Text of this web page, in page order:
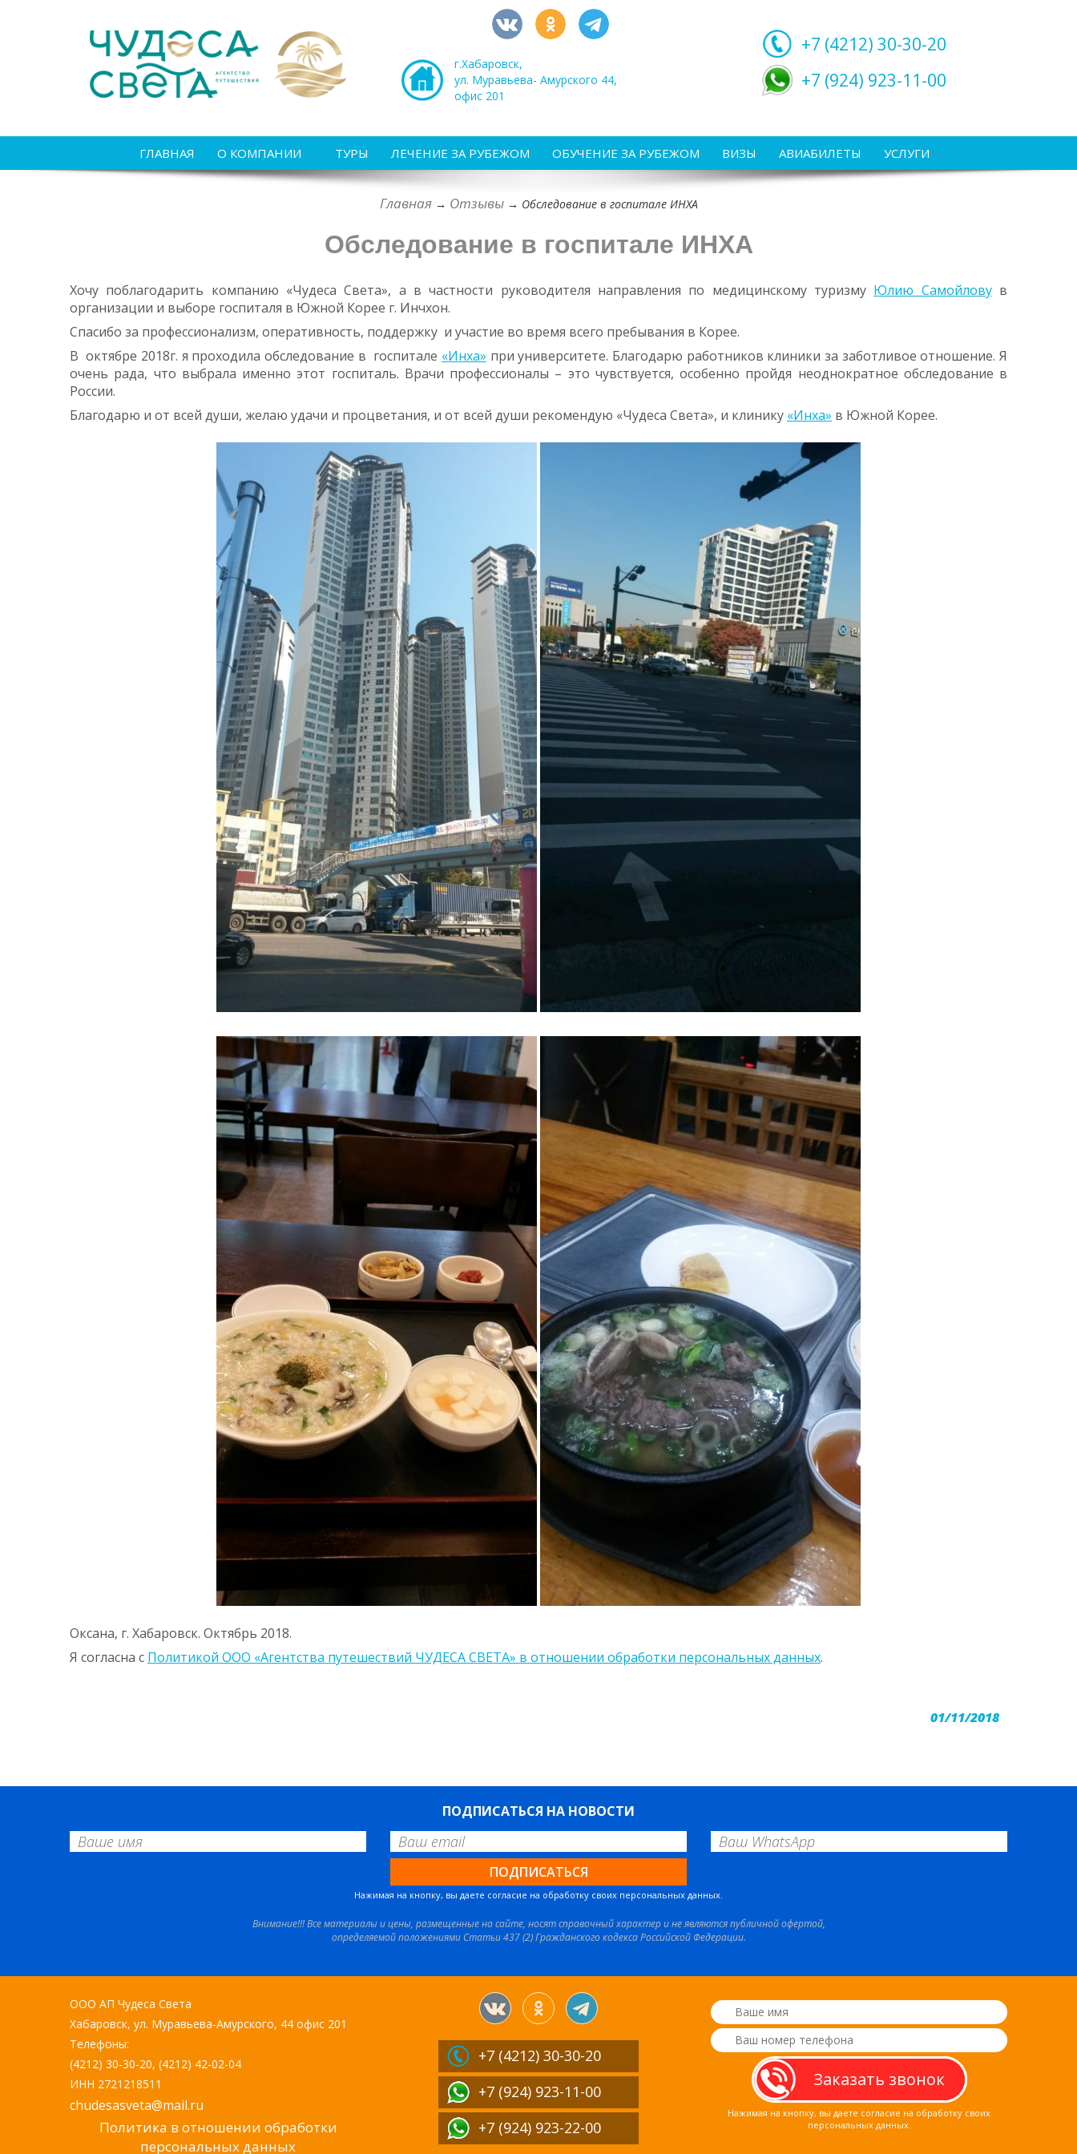
г.Хабаровск,
ул. Муравьева- Амурского 44,
офис 201
+7 (4212) 30-30-20
+7 (924) 923-11-00
ГЛАВНАЯ О КОМПАНИИ ТУРЫ ЛЕЧЕНИЕ ЗА РУБЕЖОМ ОБУЧЕНИЕ ЗА РУБЕЖОМ ВИЗЫ АВИАБИЛЕТЫ УСЛУГИ
Главная→ Отзывы→ Обследование в госпитале ИНХА
Обследование в госпитале ИНХА
Хочу поблагодарить компанию «Чудеса Света», а в частности руководителя направления по медицинскому туризму Юлию Самойловув
организации и выборе госпиталя в Южной Корее г. Инчхон.
Спасибо за профессионализм, оперативность, поддержку и участие во время всего пребывания в Корее.
В октябре 2018г. я проходила обследование в госпитале «Инха» при университете. Благодарю работников клиники за заботливое отношение. Я
очень рада, что выбрала именно этот госпиталь. Врачи профессионалы – это чувствуется, особенно пройдя неоднократное обследование в
России.
Благодарю и от всей души, желаю удачи и процветания, и от всей души рекомендую «Чудеса Света», и клинику «Инха» в Южной Корее.
Оксана, г. Хабаровск. Октябрь 2018.
Я согласна с Политикой ООО «Агентства путешествий ЧУДЕСА СВЕТА» в отношении обработки персональных данных.
01/11/2018
ПОДПИСАТЬСЯ НА НОВОСТИ
Нажимая на кнопку, вы даете согласие на обработку своих персональных данных.
Внимание!!! Все материалы и цены, размещенные на сайте, носят справочный характер и не являются публичной офертой,
определяемой положениями Статьи 437 (2) Гражданского кодекса Российской Федерации.
ООО АП Чудеса Света
Хабаровск, ул. Муравьева-Амурского, 44 офис 201
Телефоны:
(4212) 30-30-20, (4212) 42-02-04
ИНН 2721218511
chudesasveta@mail.ru
Политика в отношении обработки
персональных данных
+7 (4212) 30-30-20
+7 (924) 923-11-00
+7 (924) 923-22-00
Нажимая на кнопку, вы даете согласие на обработку своих
персональных данных.